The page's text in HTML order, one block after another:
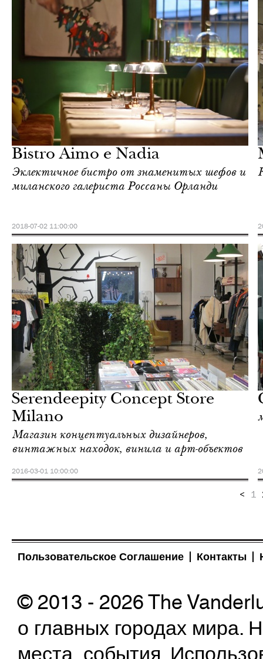
Bistro Aimo e Nadia
Эклектичное бистро от знаменитых шефов и
миланского галериста Россаны Орланди
2018-07-02 11:00:00
Serendeepity Concept Store
Milano
Магазин концептуальных дизайнеров,
винтажных находок, винила и арт-объектов
2016-03-01 10:00:00
< 1
Пользовательское Соглашение Контакты
© 2013 - 2026 The
о главных городах
места, события.